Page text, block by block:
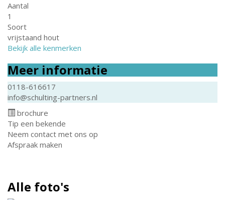
Aantal
1
Soort
vrijstaand hout
Bekijk alle kenmerken
Meer informatie
0118-616617
info@schulting-partners.nl
brochure
Tip een bekende
Neem contact met ons op
Afspraak maken
Alle foto's